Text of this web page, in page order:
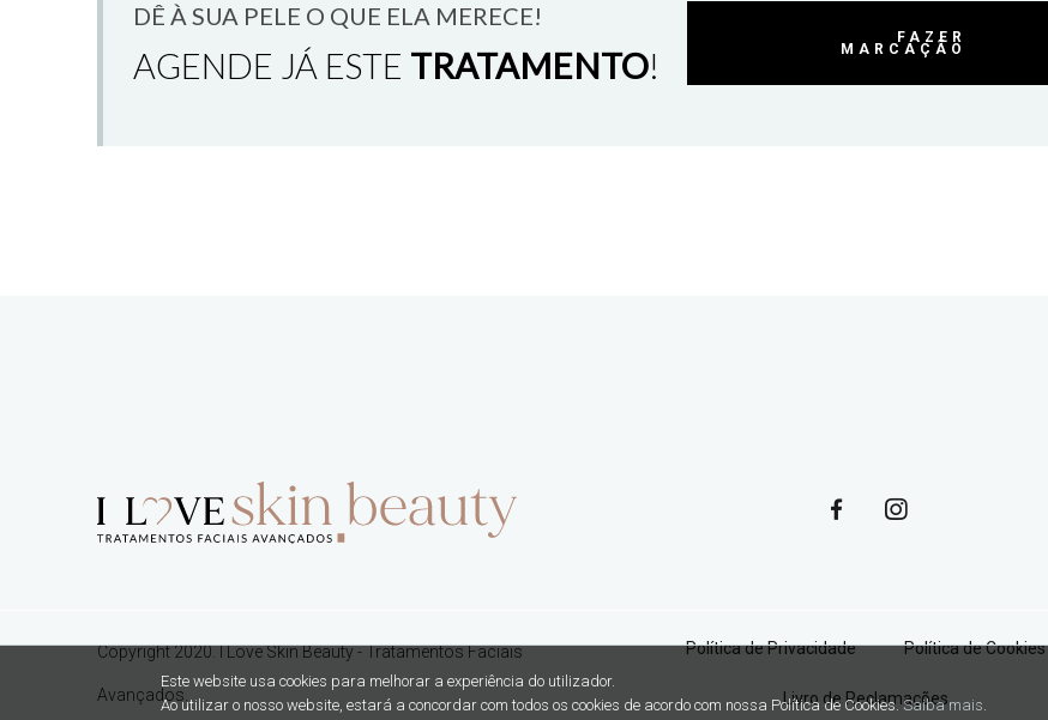
DÊ À SUA PELE O QUE ELA MERECE!
AGENDE JÁ ESTE TRATAMENTO!
FAZER
MARCAÇÃO
Copyright 2020. I Love Skin Beauty - Tratamentos Faciais
Avançados.
Política de Privacidade Política de Cookies
Livro de Reclamações
Este website usa cookies para melhorar a experiência do utilizador.
Ao utilizar o nosso website, estará a concordar com todos os cookies de acordo com nossa Política de Cookies.Saiba mais.